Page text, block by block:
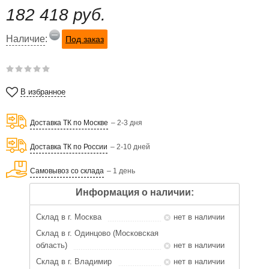
182 418 руб.
Наличие: Под заказ
В избранное
Доставка ТК по Москве – 2-3 дня
Доставка ТК по России – 2-10 дней
Самовывоз со склада – 1 день
Информация о наличии:
Склад в г. Москва
нет в наличии
Склад в г. Одинцово (Московская
область)
нет в наличии
Склад в г. Владимир
нет в наличии